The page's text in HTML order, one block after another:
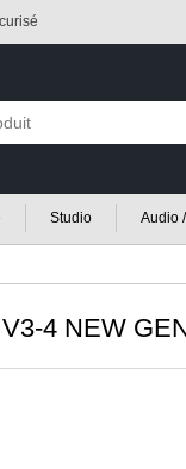
Studio Audio
4 NEW